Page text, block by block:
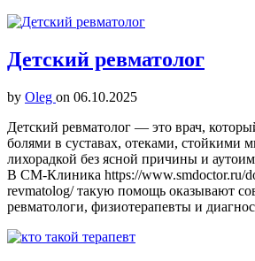
Детский ревматолог
by Oleg on 06.10.2025
Детский ревматолог — это врач,
болями в суставах, отеками,
лихорадкой без ясной причины и
В СМ-Клиника https://www.smdoctor.ru/
revmatolog/ такую помощь оказывают
ревматологи, физиотерапевты и